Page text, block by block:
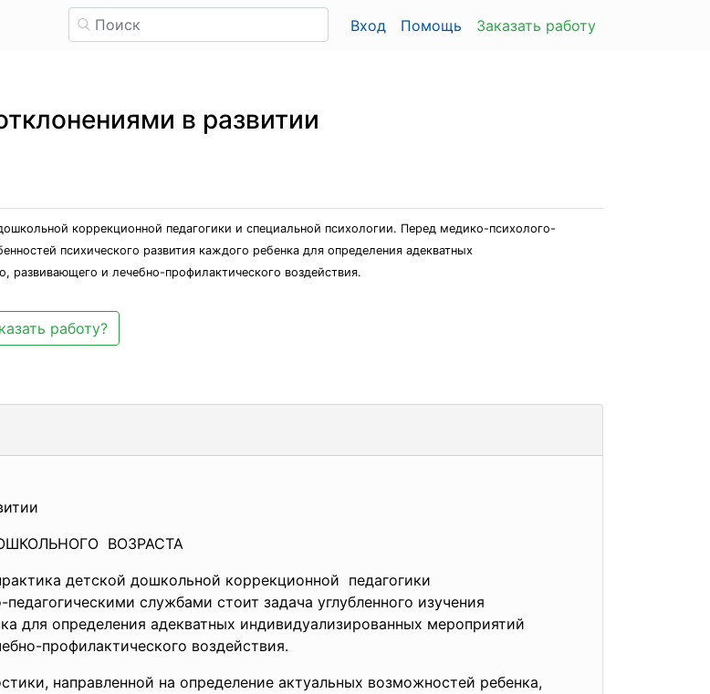
Вход Помощь Заказать работу
в развитии
коррекционной педагогики и специальной психологии. Перед медико-психолого-
психического развития каждого ребенка для определения адекватных
развивающего и лечебно-профилактического воздействия.
работу?
ВОЗРАСТА
детской дошкольной коррекционной педагогики
педагогическими службами стоит задача углубленного изучения
для определения адекватных индивидуализированных мероприятий
профилактического воздействия.
направленной на определение актуальных возможностей ребенка,